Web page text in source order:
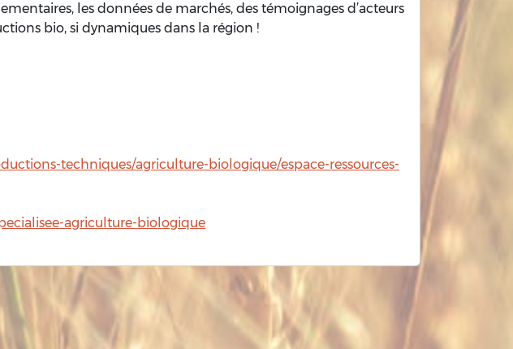
les données de marchés, des témoignages d’acteurs
bio, si dynamiques dans la région !
techniques/agriculture-biologique/espace-ressources-
agriculture-biologique